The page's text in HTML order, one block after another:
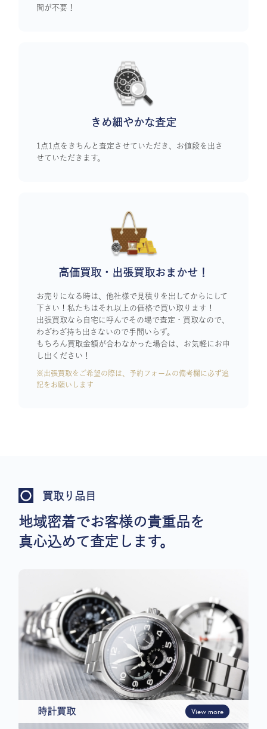
間が不要！
きめ細やかな査定
1点1点をきちんと査定させていただき、お値段を出さ
せていただきます。
高価買取・出張買取おまかせ！
お売りになる時は、他社様で見積りを出してからにして
下さい！私たちはそれ以上の価格で買い取ります！
出張買取なら自宅に呼んでその場で査定・買取なので、
わざわざ持ち出さないので手間いらず。
もちろん買取金額が合わなかった場合は、お気軽にお申
し出ください！
※出張買取をご希望の際は、予約フォームの備考欄に必ず追
記をお願いします
買取り品目
地域密着でお客様の貴重品を
真心込めて査定します。
時計買取 View more